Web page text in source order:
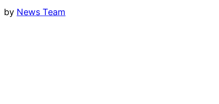
by News Team